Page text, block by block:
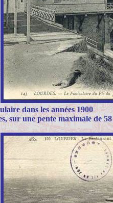
dans les années 1900
sur une pente maximale de